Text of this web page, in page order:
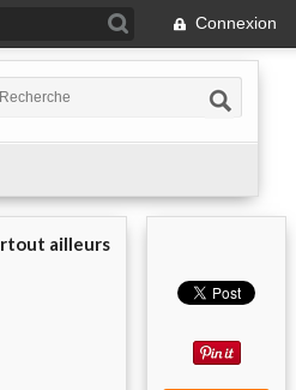
Connexion
ailleurs